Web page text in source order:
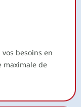
besoins en
maximale de